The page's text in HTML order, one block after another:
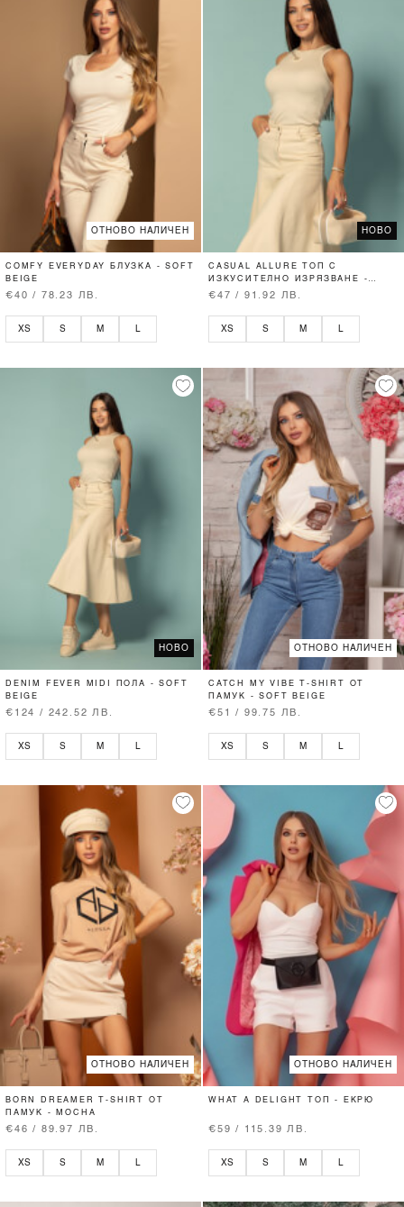
ОТНОВО НАЛИЧЕН
COMFY EVERYDAY БЛУЗКА - SOFT
BEIGE
€40 / 78.23 ЛВ.
XS S M L
НОВО
CASUAL ALLURE ТОП С
ИЗКУСИТЕЛНО ИЗРЯЗВАНЕ -
SOFT BEIGE
€47 / 91.92 ЛВ.
XS S M L
НОВО
DENIM FEVER MIDI ПОЛА - SOFT
BEIGE
€124 / 242.52 ЛВ.
XS S M
ОТНОВО НАЛИЧЕН
CATCH MY VIBE T-SHIRT ОТ
ПАМУК - SOFT BEIGE
€51 / 99.75 ЛВ.
XS S M
ОТНОВО НАЛИЧЕН
BORN DREAMER T-SHIRT ОТ
ПАМУК - MOCHA
€46 / 89.97 ЛВ.
XS S M L
ОТНОВО НАЛИЧЕН
WHAT A DELIGHT ТОП - ЕКРЮ
€59 / 115.39 ЛВ.
XS S M L